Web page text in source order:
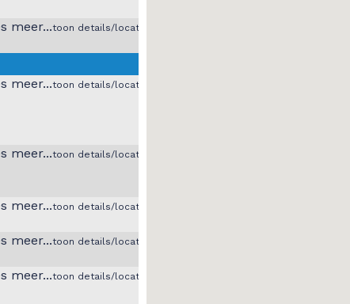
toon details/locatie
toon details/locatie
toon details/locatie
toon details/locatie
toon details/locatie
toon details/locatie